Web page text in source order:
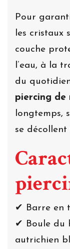
Pour
les cristaux
couche
l’eau, à la
du
piercing de
longtemps,
se
✔ Barre en
✔ Boule du
autrichien